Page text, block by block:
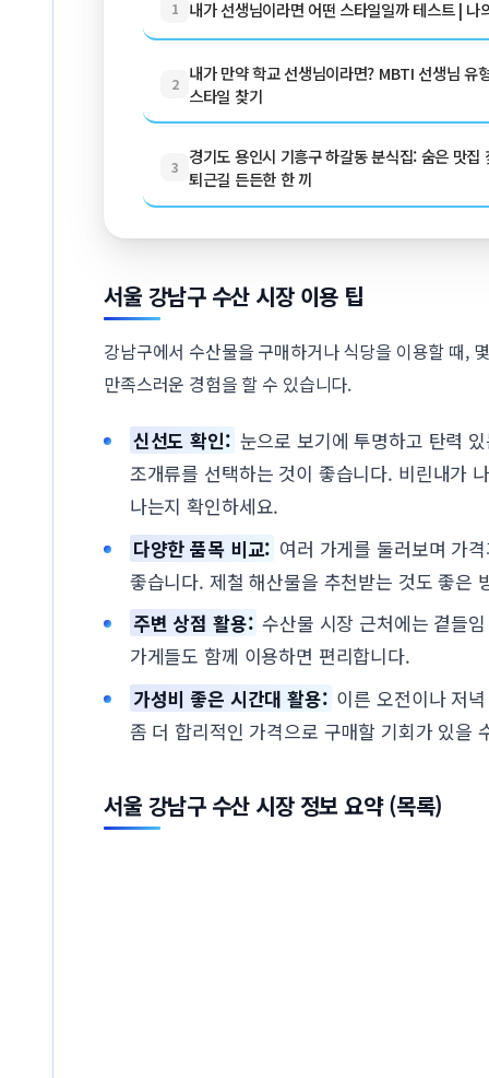
1 내가 선생님이라면 어떤 스타일일까 테스트 | 나
2
내가 만약 학교 선생님이라면? MBTI 선생님 유
스타일 찾기
3
경기도 용인시 기흥구 하갈동 분식집: 숨은 맛
퇴근길 든든한 한 끼
서울 강남구 수산 시장 이용 팁
강남구에서 수산물을 구매하거나 식당을 이용할 때,
만족스러운 경험을 할 수 있습니다.
신선도 확인: 눈으로 보기에 투명하고 탄력
조개류를 선택하는 것이 좋습니다. 비린내가
나는지 확인하세요.
다양한 품목 비교: 여러 가게를 둘러보며 가
좋습니다. 제철 해산물을 추천받는 것도 좋은
주변 상점 활용: 수산물 시장 근처에는 곁들
가게들도 함께 이용하면 편리합니다.
가성비 좋은 시간대 활용: 이른 오전이나 저
좀 더 합리적인 가격으로 구매할 기회가 있을
서울 강남구 수산 시장 정보 요약 (목록)